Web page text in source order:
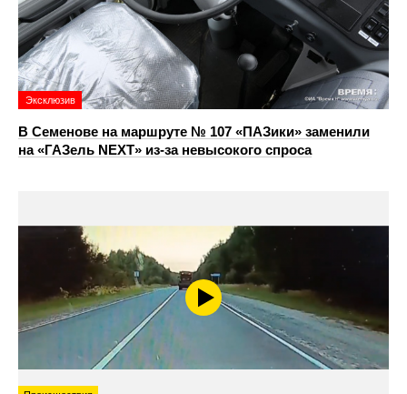
Эксклюзив
В Семенове на маршруте № 107 «ПАЗики» заменили
на «ГАЗель NEXT» из‑за невысокого спроса